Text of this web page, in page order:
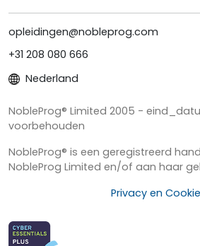
opleidingen@nobleprog.com
+31 208 080 666
Nederland
NobleProg® Limited 2005 -
voorbehouden
NobleProg® is een geregistreerd
NobleProg Limited en/of aan haar
Privacy en